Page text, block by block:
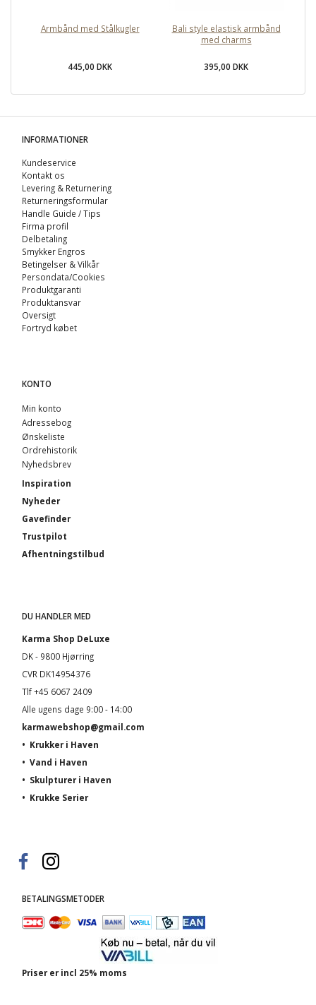
Armbånd med Stålkugler
445,00 DKK
Bali style elastisk armbånd
med charms
395,00 DKK
INFORMATIONER
Kundeservice
Kontakt os
Levering & Returnering
Returneringsformular
Handle Guide / Tips
Firma profil
Delbetaling
Smykker Engros
Betingelser & Vilkår
Persondata/Cookies
Produktgaranti
Produktansvar
Oversigt
Fortryd købet
KONTO
Min konto
Adressebog
Ønskeliste
Ordrehistorik
Nyhedsbrev
Inspiration
Nyheder
Gavefinder
Trustpilot
Afhentningstilbud
DU HANDLER MED
Karma Shop DeLuxe
DK - 9800 Hjørring
CVR DK14954376
Tlf +45 6067 2409
Alle ugens dage 9:00 - 14:00
karmawebshop@gmail.com
• Krukker i Haven
• Vand i Haven
• Skulpturer i Haven
• Krukke Serier
BETALINGSMETODER
Priser er incl 25% moms